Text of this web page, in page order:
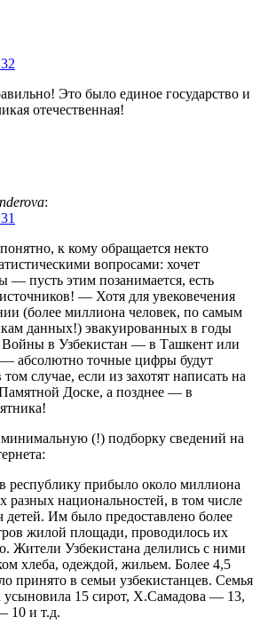
Это было единое государство и
отечественная!
:
к кому обращается некто
вопросами: хочет
— пусть этим позанимается, есть
— Хотя для увековечения
(более миллиона человек, по самым
данных!) эвакуированных в годы
Войны в Узбекистан — в Ташкент или
— абсолютно точные цифры будут
случае, если из захотят написать на
Доске, а позднее — в
(!) подборку сведений на
республику прибыло около миллиона
разных национальностей, в том числе
детей. Им было предоставлено более
жилой площади, проводилось их
Жители Узбекистана делились с ними
хлеба, одеждой, жильем. Более 4,5
принято в семьи узбекистанцев. Семья
15 сирот, Х.Самадова — 13,
10 и т.д.